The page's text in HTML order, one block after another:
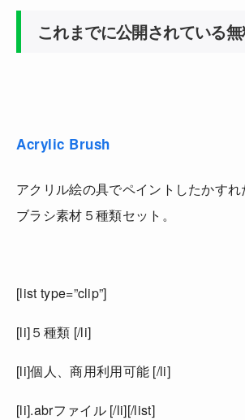
これまでに公開されている
Acrylic Brush
アクリル絵の具でペイントしたかす
ブラシ素材５種類セット。
[list type=”clip”]
[li]５種類 [/li]
[li]個人、商用利用可能 [/li]
[li].abrファイル [/li][/list]